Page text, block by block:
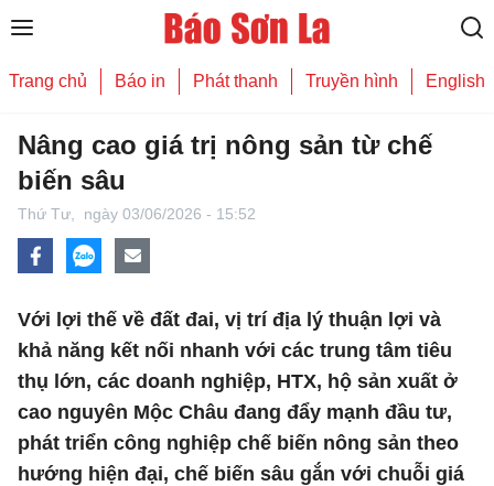
Trang chủ Báo in Phát thanh Truyền hình English
Nâng cao giá trị nông sản từ chế
biến sâu
Thứ Tư, ngày 03/06/2026 - 15:52
Với lợi thế về đất đai, vị trí địa lý thuận lợi và
khả năng kết nối nhanh với các trung tâm tiêu
thụ lớn, các doanh nghiệp, HTX, hộ sản xuất ở
cao nguyên Mộc Châu đang đẩy mạnh đầu tư,
phát triển công nghiệp chế biến nông sản theo
hướng hiện đại, chế biến sâu gắn với chuỗi giá